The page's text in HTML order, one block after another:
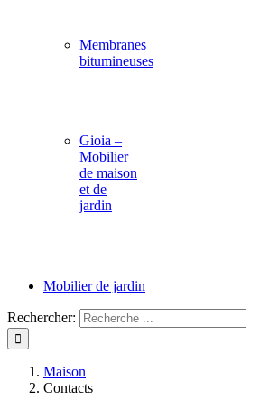
Membranes
bitumineuses
Gioia –
Mobilier
de maison
et de
jardin
Mobilier de jardin
Rechercher:
Maison
Contacts